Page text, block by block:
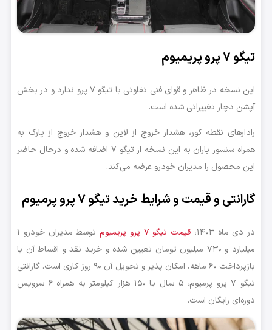
تیگو ۷ پرو پریمیوم
این نسخه در ظاهر و قوای فنی تفاوتی با تیگو ۷ پرو ندارد و در بخش
آپشن دچار تغییراتی شده است.
رادارهای نقطه کور، هشدار خروج از لاین و هشدار خروج از پارک به
همراه سنسور باران به این نسخه از تیگو ۷ اضافه شده و درحال حاضر
این محصول را مدیران خودرو عرضه می‌کند.
گارانتی و قیمت و شرایط خرید تیگو ۷ پرو پرمیوم
در دی ماه ۱۴۰۳، قیمت تیگو ۷ پرو پریمیوم
توسط مدیران خودرو ۱
میلیارد و ۷۳۰ میلیون تومان تعیین شده و خرید نقد و اقساط آن با
بازپرداخت ۶۰ ماهه، امکان پذیر و تحویل آن ۹۰ روز کاری است. گارانتی
تیگو ۷ پرو پرمیوم، ۵ سال یا ۱۵۰ هزار کیلومتر به همراه ۶ سرویس
دوره‌ای رایگان است.